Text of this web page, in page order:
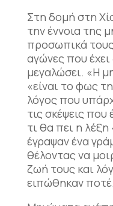
Στη δομή στη
την έννοια της
προσωπικά
αγώνες που έχει
μεγαλώσει. «Η
«είναι το φως
λόγος που
τις σκέψεις που
τι θα πει η
έγραψαν ένα
θέλοντας να
ζωή τους και
ειπώθηκαν ποτέ.